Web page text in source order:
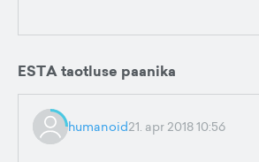
ESTA taotluse paanika
humanoid21. apr 2018 10:56